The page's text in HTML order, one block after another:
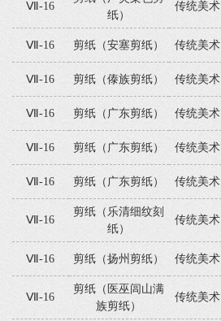
Ⅶ-16
纸）
传统美术
Ⅶ-16 剪纸（安塞剪纸） 传统美术
Ⅶ-16 剪纸（傣族剪纸） 传统美术
Ⅶ-16 剪纸（广东剪纸） 传统美术
Ⅶ-16 剪纸（广东剪纸） 传统美术
Ⅶ-16 剪纸（广东剪纸） 传统美术
Ⅶ-16
剪纸（乐清细纹刻
纸）
传统美术
Ⅶ-16 剪纸（扬州剪纸） 传统美术
Ⅶ-16
剪纸（医巫闾山满
族剪纸）
传统美术